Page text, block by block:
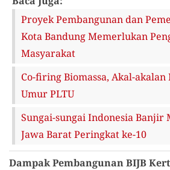
Proyek Pembangunan dan
Kota Bandung Memerlukan
Masyarakat
Co-firing Biomassa, Akal-
Umur PLTU
Sungai-sungai Indonesia Banjir
Jawa Barat Peringkat ke-10
Dampak Pembangunan BIJB